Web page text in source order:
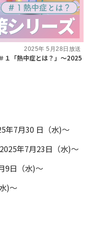
2025年 5月28日放送
１「熱中症とは？」～2025
年7月30 日（水)～
年7月23日（水)～
9日（水)～
)～